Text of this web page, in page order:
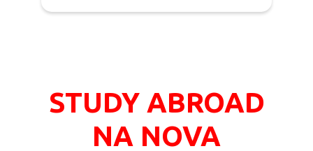
STUDY ABROAD
NA NOVA